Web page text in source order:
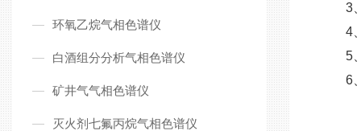
环氧乙烷气相色谱仪
白酒组分分析气相色谱仪
矿井气气相色谱仪
灭火剂七氟丙烷气相色谱仪
3
4
5
6